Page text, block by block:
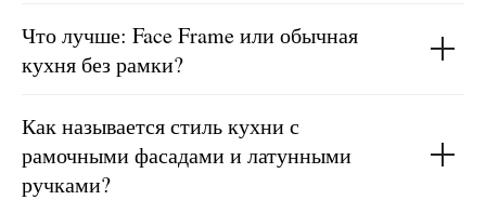
Что лучше: Face Frame или обычная
кухня без рамки?
Как называется стиль кухни с
рамочными фасадами и латунными
ручками?